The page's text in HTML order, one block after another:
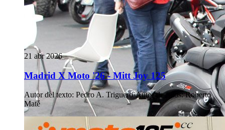
21 abr 2026
Madrid X Moto '26 - Mitt Joy 125
Autor del texto: Pedro A. Triguero·Autor de fotos: Roberto
Maté